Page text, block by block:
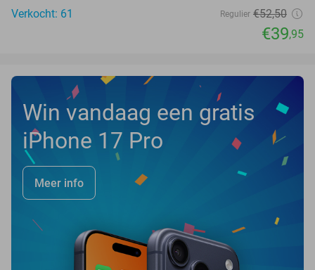
Verkocht: 61
Regulier €52,50
€39,95
Win vandaag een gratis
iPhone 17 Pro
Meer info